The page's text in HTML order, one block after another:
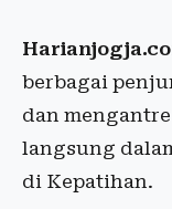
berbagai
dan
langsung
di Kepatihan.